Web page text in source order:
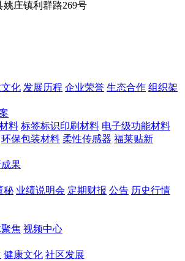
庄镇利群路269号
化 发展历程 企业荣誉 生态合作 组织架
料 标签标识印刷材料 电子级功能材料
环保包装材料 柔性传感器 福莱贴新
果
秘 业绩说明会 定期财报 公告 历史行情
焦 视频中心
健康文化 社区发展